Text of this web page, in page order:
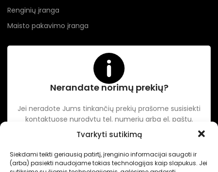
Tvarkyti sutikimą
Siekdami teikti geriausią patirtį, įrenginio informacijai saugoti ir
(arba) pasiekti naudojame tokias technologijas kaip slapukus. Jei
Renginių įranga
Maisto pakavimo įranga
Nerandate norimų prekių?
Jei neradote Jums tinkančių prekių prašome susisiekti
kontaktuose nurodytu tel. numeriu arba el. paštu.
Intertechnika Sukurta pagal užsakymą Dominykas Vitkauskas
Internetinių svetainių sprendimai